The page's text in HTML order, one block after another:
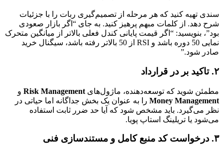
سندی تهیه کنید که هر مرحله از تصمیم‌گیری ربات را با جزئیات
شرح دهد. از کلمات مبهم پرهیز کنید. به جای “اگر بازار صعودی
بود”، بنویسید: “اگر قیمت پایانی کندل فعلی بالاتر از میانگین متحرک
نمایی 50 دوره باشد و RSI از 50 بالاتر رفته باشد، سیگنال خرید
صادر شود.”
۲. تاکید بر در قرارداد
مطمئن شوید که توسعه‌دهنده، ماژول‌های Risk Management و
Money Management را به عنوان یک بخش جداگانه اما حیاتی در
نظر می‌گیرد. باید مشخص شود که آیا حد ضرر ثابت استفاده
می‌شود یا تریلینگ استاپ پویا.
۳. درخواست کد منبع کامل و مستندسازی فنی